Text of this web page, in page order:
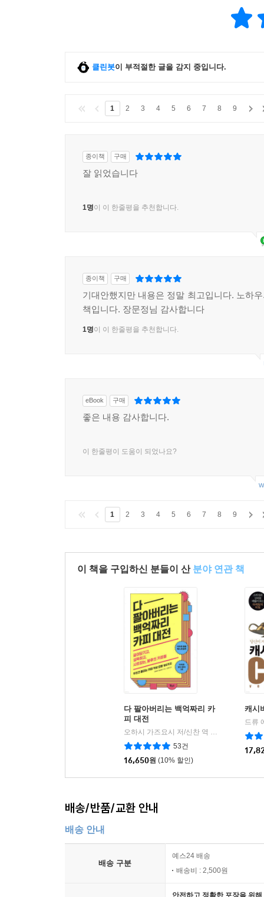
클린봇이 부적절한 글을 감지 중입니다.
1 2 3 4 5 6 7 8 9
종이책 구매
잘 읽었습니다
1명이 이 한줄평을 추천합니다.
종이책 구매
기대안했지만 내용은 정말 최고입니다. 노하
책입니다. 장문정님 감사합니다
1명이 이 한줄평을 추천합니다.
eBook 구매
좋은 내용 감사합니다.
이 한줄평이 도움이 되었나요?
1 2 3 4 5 6 7 8 9
이 책을 구입하신 분들이 산 분야 연관 책
다 팔아버리는 백억짜리 카
피 대전
오하시 가즈요시 저/신찬 역
| 보누스
53건
16,650원 (10% 할인)
캐시
배송/반품/교환 안내
배송 안내
배송 구분
예스24 배송
배송비 : 2,500원
안전하고 정확한 포장을 위